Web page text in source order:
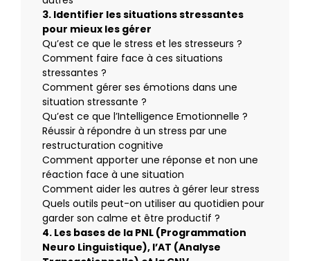
3. Identifier les situations stressantes
pour mieux les gérer
Qu’est ce que le stress et les stresseurs ?
Comment faire face à ces situations
stressantes ?
Comment gérer ses émotions dans une
situation stressante ?
Qu’est ce que l’Intelligence Emotionnelle ?
Réussir à répondre à un stress par une
restructuration cognitive
Comment apporter une réponse et non une
réaction face à une situation
Comment aider les autres à gérer leur stress
Quels outils peut-on utiliser au quotidien pour
garder son calme et être productif ?
4. Les bases de la PNL (Programmation
Neuro Linguistique), l’AT (Analyse